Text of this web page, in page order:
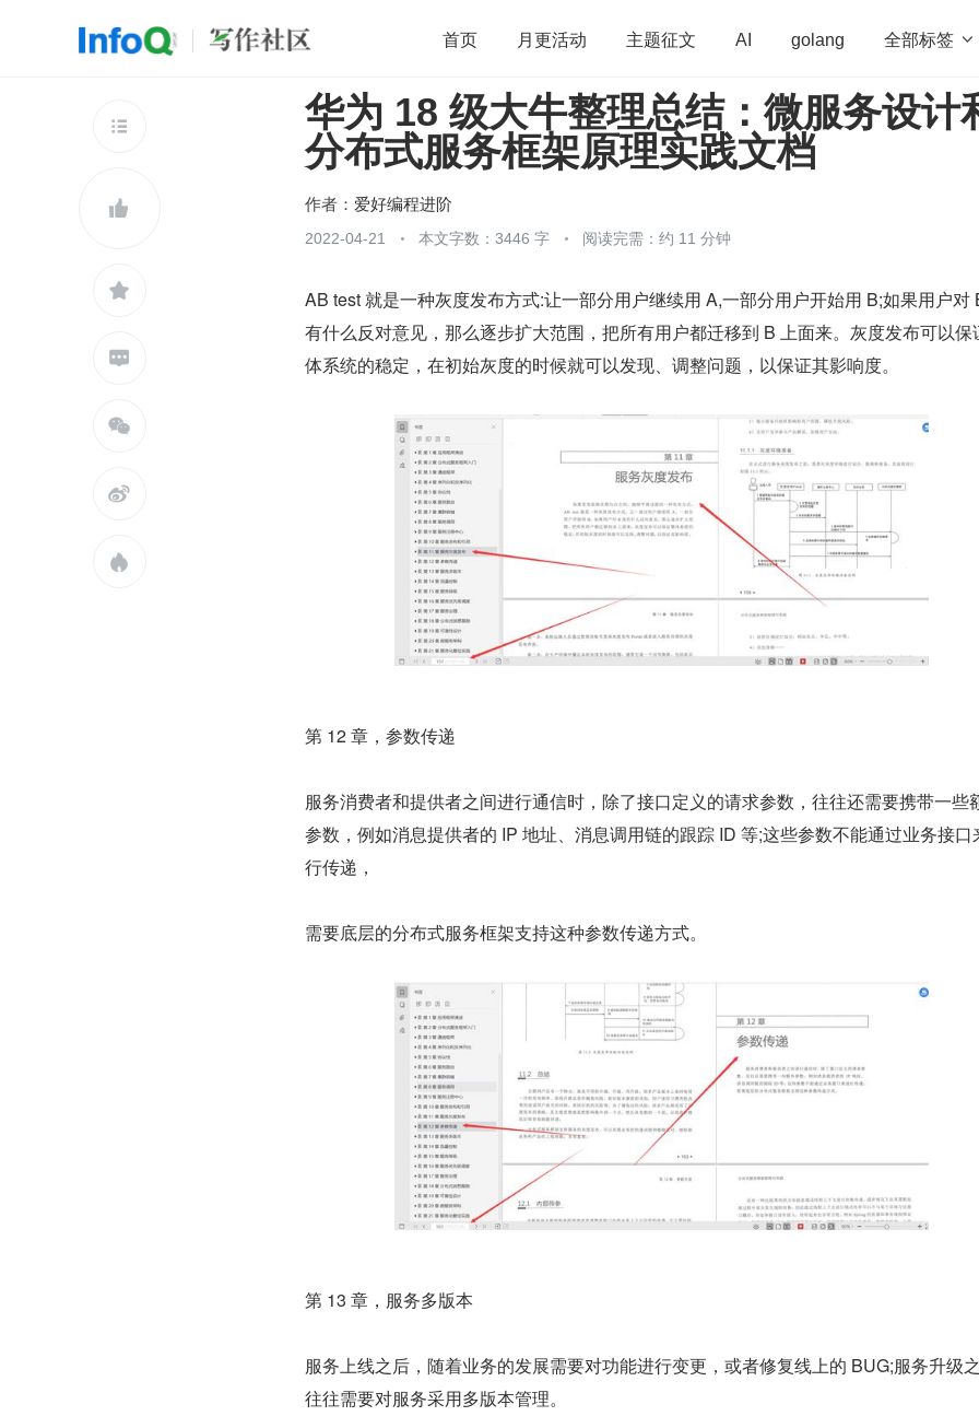
首页 月更活动 主题征文 AI golang 全部标签 
开源 架构 OpenHarmony 算法 学习方法 Web3.0 高
团队管理 程序员 运维 深度思考 低代码
查看更多







华为 18 级大牛整理总结：微服务设计
分布式服务框架原理实践文档
作者： 爱好编程进阶
2022-04-21 本文字数：3446 字 阅读完需：约 11 分钟
AB test 就是一种灰度发布方式:让一部分用户继续用 A,一部分用户开始用 B;如果用户对
有什么反对意见，那么逐步扩大范围，把所有用户都迁移到 B 上面来。灰度发布可以保
体系统的稳定，在初始灰度的时候就可以发现、调整问题，以保证其影响度。
第 12 章，参数传递
服务消费者和提供者之间进行通信时，除了接口定义的请求参数，往往还需要携带一些
参数，例如消息提供者的 IP 地址、消息调用链的跟踪 ID 等;这些参数不能通过业务接口
行传递，
需要底层的分布式服务框架支持这种参数传递方式。
第 13 章，服务多版本
服务上线之后，随着业务的发展需要对功能进行变更，或者修复线上的 BUG;服务升级
往往需要对服务采用多版本管理。